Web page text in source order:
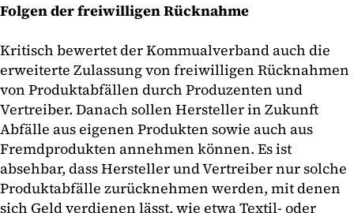
Folgen der freiwilligen Rücknahme
Kritisch bewertet der Kommualverband auch die
erweiterte Zulassung von freiwilligen Rücknahmen
von Produktabfällen durch Produzenten und
Vertreiber. Danach sollen Hersteller in Zukunft
Abfälle aus eigenen Produkten sowie auch aus
Fremdprodukten annehmen können. Es ist
absehbar, dass Hersteller und Vertreiber nur solche
Produktabfälle zurücknehmen werden, mit denen
sich Geld verdienen lässt, wie etwa Textil- oder